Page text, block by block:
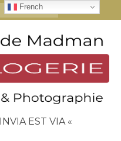
EST VIA «
French